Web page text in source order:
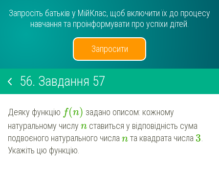
Запросіть батьків у МійКлас, щоб включити їх до процесу
навчання та проінформувати про успіхи дітей.
Запросити
56. Завдання 57
Деяку функцію f(n) задано описом: кожному
натуральному числу n ставиться у відповідність сума
подвоєного натурального числаnта квадрата числа 3.
Укажіть цю функцію.